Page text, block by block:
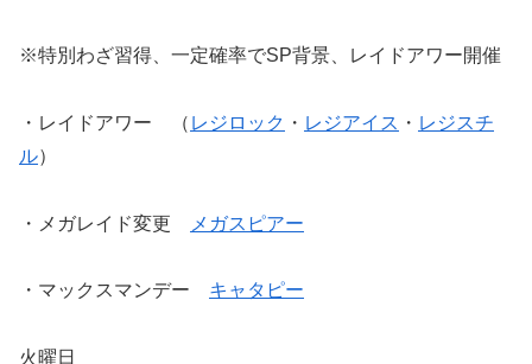
※特別わざ習得、一定確率でSP背景、レイドアワー開催
・レイドアワー （ レジロック ・ レジアイス ・ レジスチ
ル）
・メガレイド変更 メガスピアー
・マックスマンデー キャタピー
火曜日